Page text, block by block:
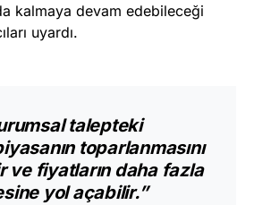
kalmaya devam edebileceği
uyardı.
talepteki
toparlanmasını
ve fiyatların daha fazla
yol açabilir.”